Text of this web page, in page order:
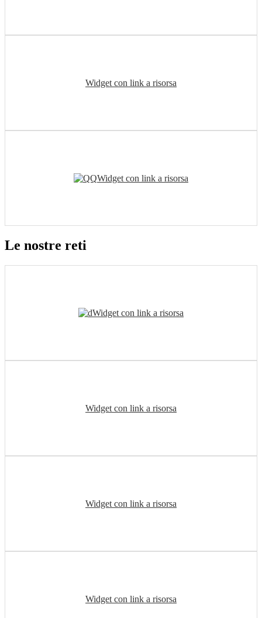
Widget con link a risorsa
Widget con link a risorsa
Le nostre reti
Widget con link a risorsa
Widget con link a risorsa
Widget con link a risorsa
Widget con link a risorsa